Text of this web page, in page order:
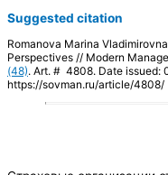
Suggested citation
Romanova Marina
Perspectives // Modern
(48). Art. # 4808. Date issued:
https://sovman.ru/article/4808/